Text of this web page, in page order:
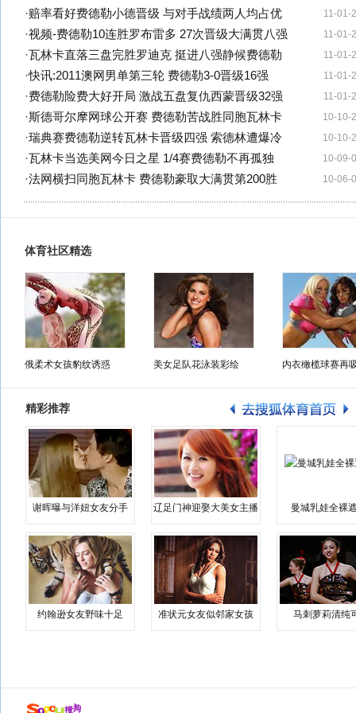
11-01-
·赔率看好费德勒小德晋级 与对手战绩两人均占优
11-01-
·视频-费德勒10连胜罗布雷多 27次晋级大满贯八强
11-01-
·瓦林卡直落三盘完胜罗迪克 挺进八强静候费德勒
11-01-
·快讯:2011澳网男单第三轮 费德勒3-0晋级16强
11-01-
·费德勒险费大好开局 激战五盘复仇西蒙晋级32强
10-10-
·斯德哥尔摩网球公开赛 费德勒苦战胜同胞瓦林卡
10-10-
·瑞典赛费德勒逆转瓦林卡晋级四强 索德林遭爆冷
10-09-
·瓦林卡当选美网今日之星 1/4赛费德勒不再孤独
10-06-
·法网横扫同胞瓦林卡 费德勒豪取大满贯第200胜
体育社区精选
俄柔术女孩豹纹诱惑 美女足队花泳装彩绘 内衣橄榄球赛再
精彩推荐
谢晖曝与洋妞女友分手 辽足门神迎娶大美女主播 曼城乳娃全裸
约翰逊女友野味十足 准状元女友似邻家女孩 马刺萝莉清纯